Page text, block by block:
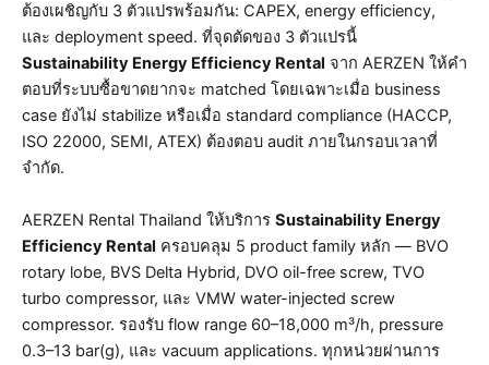
ต้องเผชิญกับ 3 ตัวแปรพร้อมกัน: CAPEX, energy efficiency,
และ deployment speed. ที่จุดตัดของ 3 ตัวแปรนี้
Sustainability Energy Efficiency Rental จาก AERZEN ให้คำ
ตอบที่ระบบซื้อขาดยากจะ matched โดยเฉพาะเมื่อ business
case ยังไม่ stabilize หรือเมื่อ standard compliance (HACCP,
ISO 22000, SEMI, ATEX) ต้องตอบ audit ภายในกรอบเวลาที่
จำกัด.
AERZEN Rental Thailand ให้บริการ Sustainability Energy
Efficiency Rental ครอบคลุม 5 product family หลัก — BVO
rotary lobe, BVS Delta Hybrid, DVO oil-free screw, TVO
turbo compressor, และ VMW water-injected screw
compressor. รองรับ flow range 60–18,000 m³/h, pressure
0.3–13 bar(g), และ vacuum applications. ทุกหน่วยผ่านการ